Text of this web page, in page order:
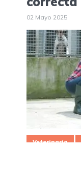
02 Mayo 2025
Veterinaria